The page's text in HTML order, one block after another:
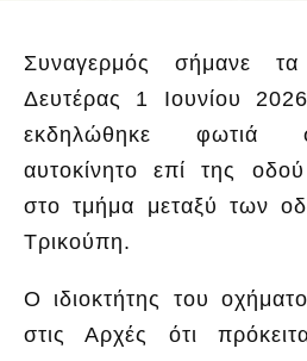
Συναγερμός σήμανε
Δευτέρας 1 Ιουνίου
εκδηλώθηκε φωτιά
αυτοκίνητο επί της
στο τμήμα μεταξύ των
Τρικούπη.
Ο ιδιοκτήτης του
στις Αρχές ότι